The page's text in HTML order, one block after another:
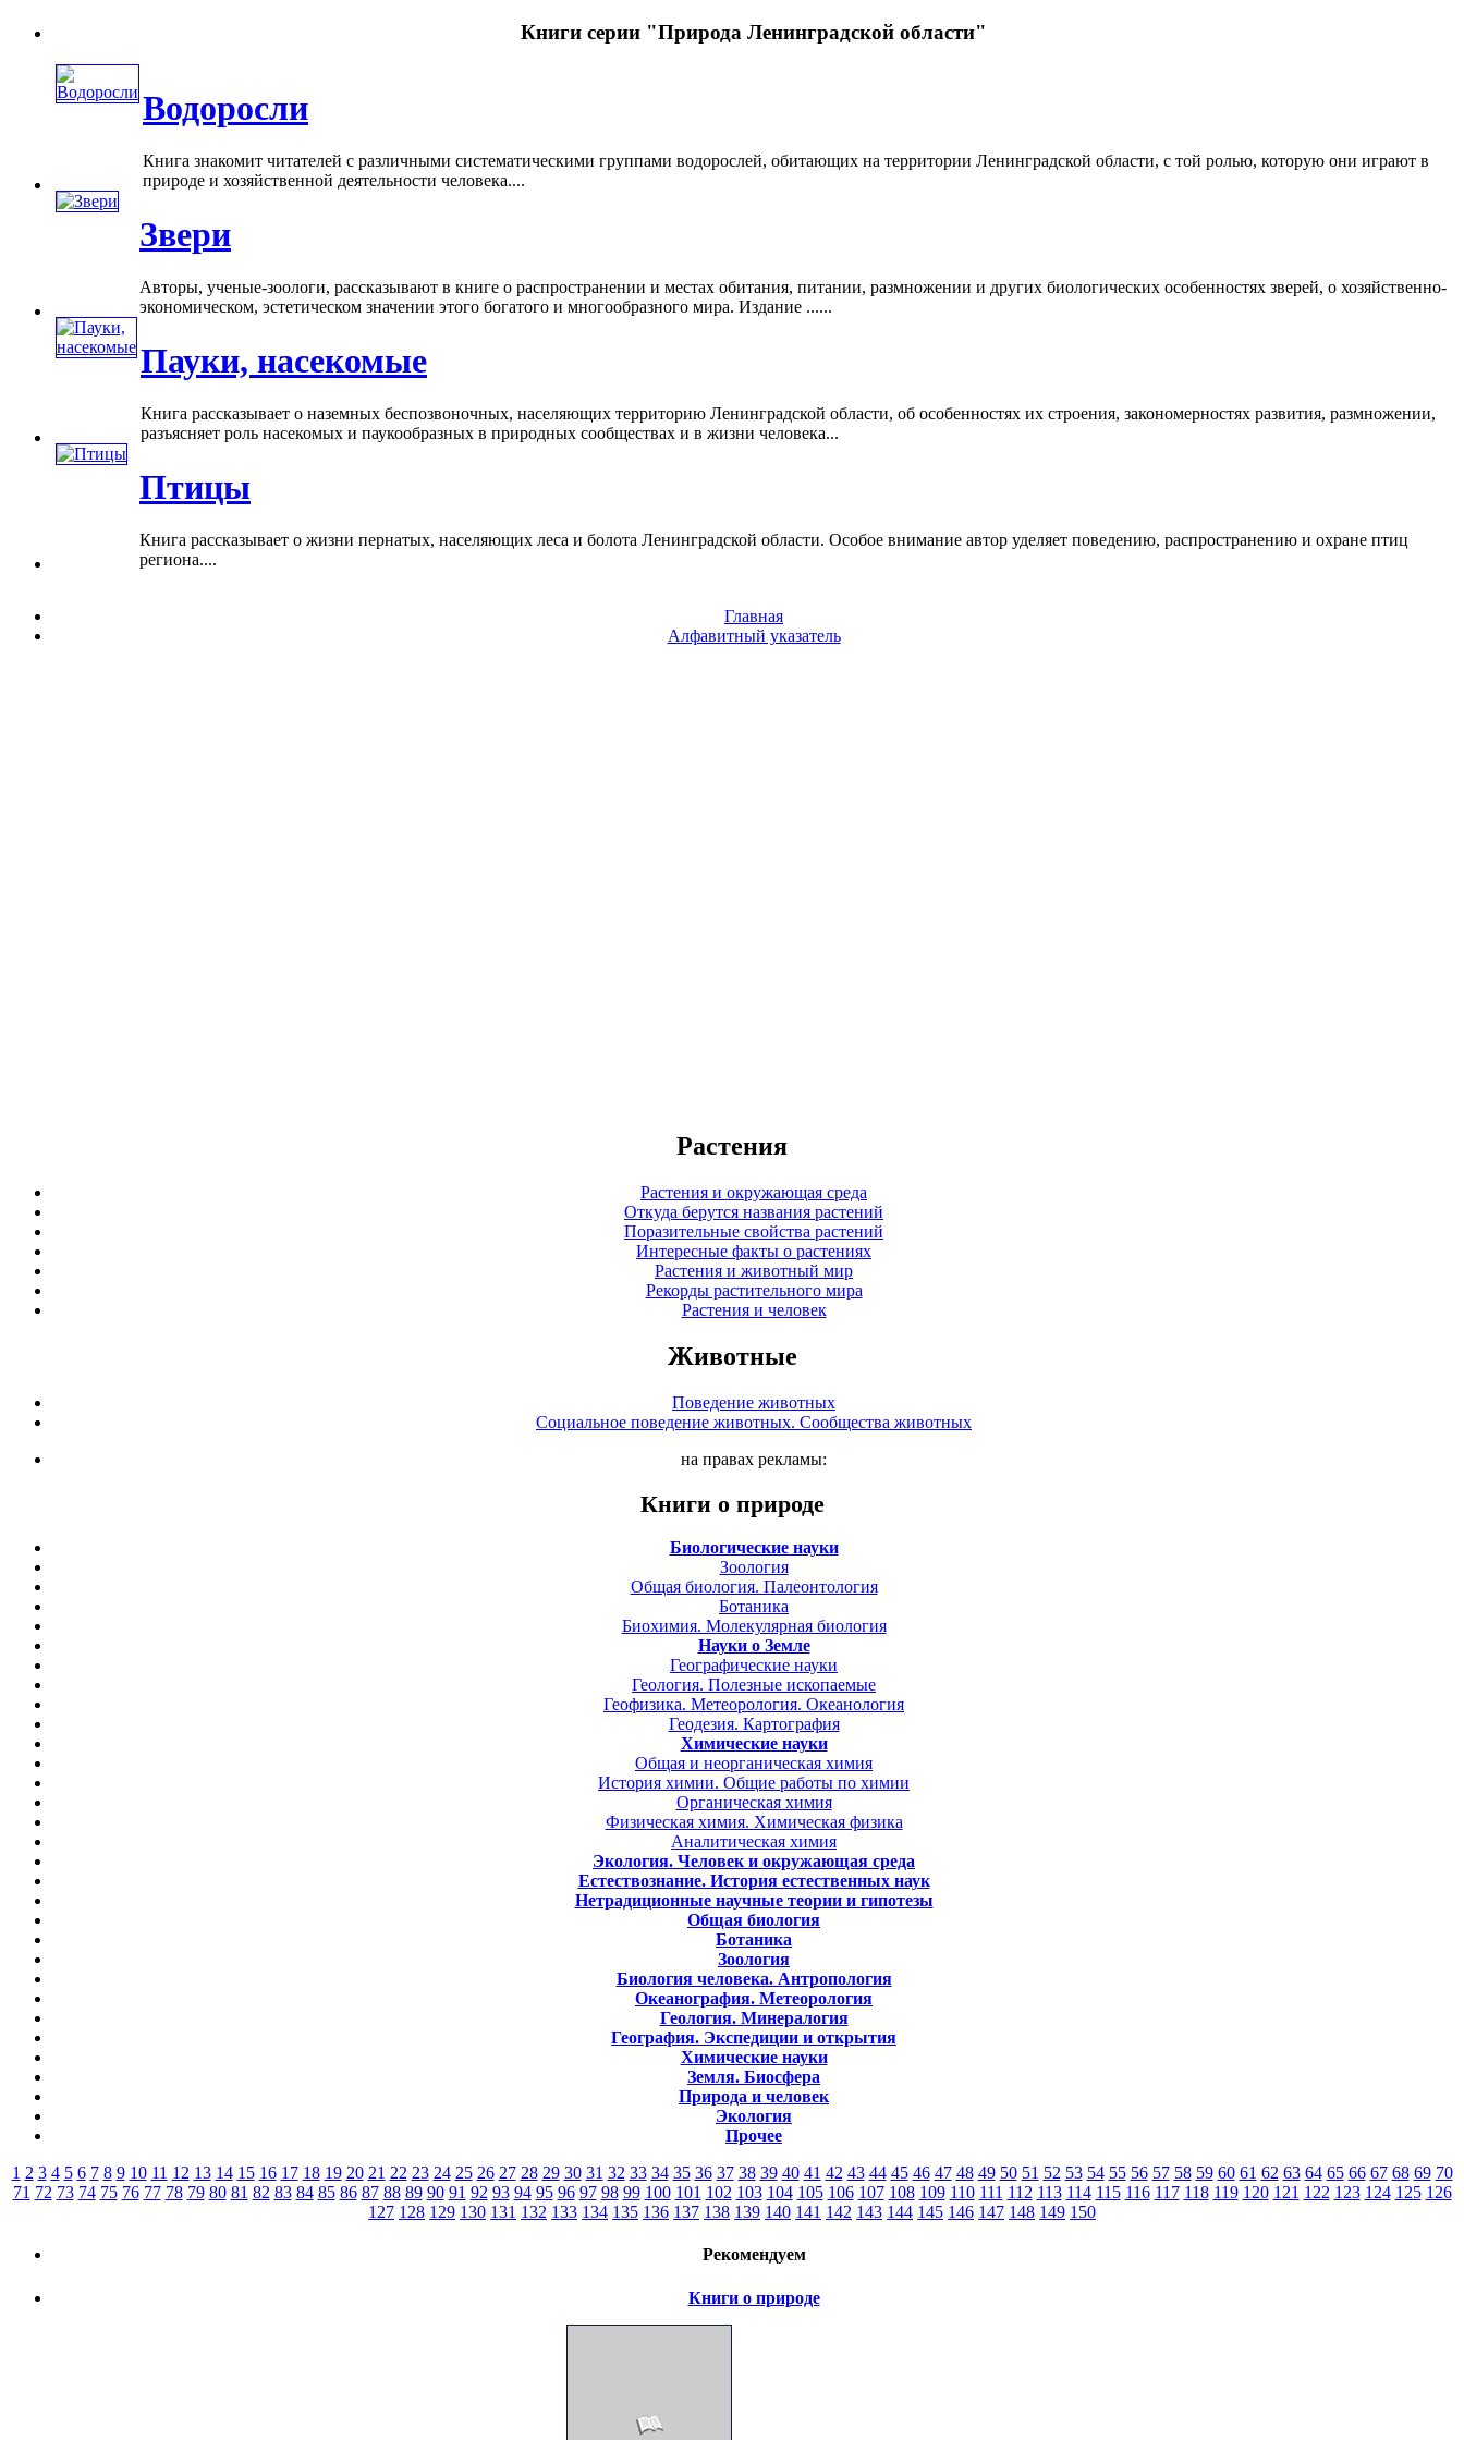
Книги серии "Природа Ленинградской области"
Водоросли
Книга знакомит читателей с различными систематическими группами водорослей, обитающих на территории Ленинградской области, с той ролью, которую они играют в
природе и хозяйственной деятельности человека....
Звери
Авторы, ученые-зоологи, рассказывают в книге о распространении и местах обитания, питании, размножении и других биологических особенностях зверей, о хозяйственно-
экономическом, эстетическом значении этого богатого и многообразного мира. Издание ......
Пауки, насекомые
Книга рассказывает о наземных беспозвоночных, населяющих территорию Ленинградской области, об особенностях их строения, закономерностях развития, размножении,
разъясняет роль насекомых и паукообразных в природных сообществах и в жизни человека...
Птицы
Книга рассказывает о жизни пернатых, населяющих леса и болота Ленинградской области. Особое внимание автор уделяет поведению, распространению и охране птиц
региона....
Главная
Алфавитный указатель
Растения
Растения и окружающая среда
Откуда берутся названия растений
Поразительные свойства растений
Интересные факты о растениях
Растения и животный мир
Рекорды растительного мира
Растения и человек
Животные
Поведение животных
Социальное поведение животных. Сообщества животных
на правах рекламы:
Книги о природе
Биологические науки
Зоология
Общая биология. Палеонтология
Ботаника
Биохимия. Молекулярная биология
Науки о Земле
Географические науки
Геология. Полезные ископаемые
Геофизика. Метеорология. Океанология
Геодезия. Картография
Химические науки
Общая и неорганическая химия
История химии. Общие работы по химии
Органическая химия
Физическая химия. Химическая физика
Аналитическая химия
Экология. Человек и окружающая среда
Естествознание. История естественных наук
Нетрадиционные научные теории и гипотезы
Общая биология
Ботаника
Зоология
Биология человека. Антропология
Океанография. Метеорология
Геология. Минералогия
География. Экспедиции и открытия
Химические науки
Земля. Биосфера
Природа и человек
Экология
Прочее
1 2 3 4 5 6 7 8 9 10 11 12 13 14 15 16 17 18 19 20 21 22 23 24 25 26 27 28 29 30 31 32 33 34 35 36 37 38 39 40 41 42 43 44 45 46 47 48 49 50 51 52 53 54 55 56 57 58 59 60 61 62 63 64 65 66 67 68 69 70
71 72 73 74 75 76 77 78 79 80 81 82 83 84 85 86 87 88 89 90 91 92 93 94 95 96 97 98 99 100 101 102 103 104 105 106 107 108 109 110 111 112 113 114 115 116 117 118 119 120 121 122 123 124 125 126
127 128 129 130 131 132 133 134 135 136 137 138 139 140 141 142 143 144 145 146 147 148 149 150
Рекомендуем
Книги о природе